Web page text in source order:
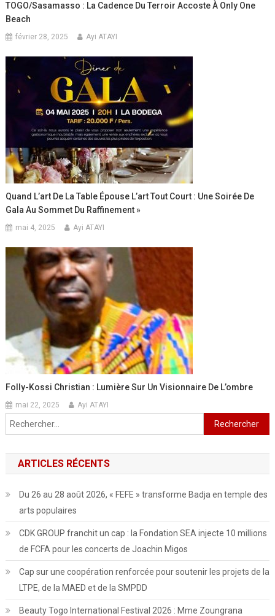
TOGO/Sasamasso : La Cadence Du Terroir Accoste À Only One
Beach
février 28, 2025 Ayi ATAYI
Quand L’art De La Table Épouse L’art Tout Court : Une Soirée De
Gala Au Sommet Du Raffinement »
mai 4, 2025 Ayi ATAYI
Folly-Kossi Christian : Lumière Sur Un Visionnaire De L’ombre
mai 22, 2025 Ayi ATAYI
Rechercher :
ARTICLES RÉCENTS
Du 26 au 28 août 2026, « FEFE » transforme Badja en temple des
arts populaires
CDK GROUP franchit un cap : la Fondation SEA injecte 10 millions
de FCFA pour les concerts de Joachin Migos
Cap sur une coopération renforcée pour soutenir les projets de la
LTPE, de la MAED et de la SMPDD
Beauty Togo International Festival 2026 : Mme Zoungrana